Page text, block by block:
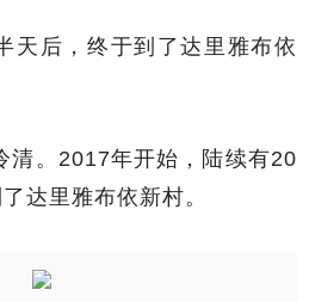
天后，终于到了达里雅布依
清。2017年开始，陆续有20
达里雅布依新村。